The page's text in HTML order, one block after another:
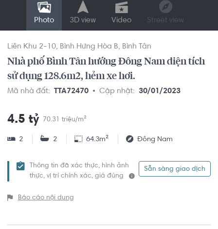
Photo 3D view Video Street view
Liên Khu 2-10 Bình Hưng Hòa B Bình Tân
Nhà phố Bình Tân hướng Đông Nam diện tích
sử dụng 128.6m2, hẻm xe hơi.
Mã nhà đất: TTA72470 Cập nhật: 30/01/2023
4.5 tỷ 70.31 triệu/m²
2 2 64.3m² Đông Nam
Thông tin đã xác thực, hình ảnh
thực, vị trí chính xác, giá đúng
Sẵn sàng giao dịch
Báo cáo nội dung